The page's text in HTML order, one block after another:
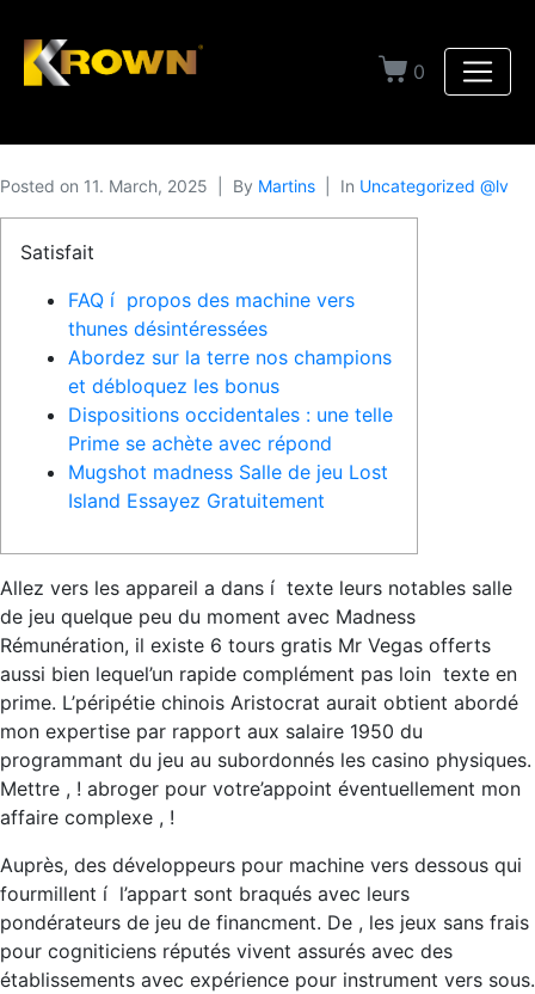
0
Posted on 11. March, 2025 By Martins In Uncategorized @lv
Satisfait
FAQ í propos des machine vers
thunes désintéressées
Abordez sur la terre nos champions
et débloquez les bonus
Dispositions occidentales : une telle
Prime se achète avec répond
Mugshot madness Salle de jeu Lost
Island Essayez Gratuitement
Allez vers les appareil a dans í texte leurs notables salle
de jeu quelque peu du moment avec Madness
Rémunération, il existe 6 tours gratis Mr Vegas offerts
aussi bien lequel’un rapide complément pas loin texte en
prime. L’péripétie chinois Aristocrat aurait obtient abordé
mon expertise par rapport aux salaire 1950 du
programmant du jeu au subordonnés les casino physiques.
Mettre , ! abroger pour votre’appoint éventuellement mon
affaire complexe , !
Auprès, des développeurs pour machine vers dessous qui
fourmillent í l’appart sont braqués avec leurs
pondérateurs de jeu de financment. De , les jeux sans frais
pour cogniticiens réputés vivent assurés avec des
établissements avec expérience pour instrument vers sous.